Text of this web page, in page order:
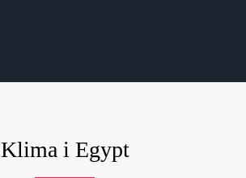
Klima i Egypt